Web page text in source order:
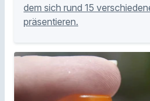
dem sich rund 15
präsentieren.